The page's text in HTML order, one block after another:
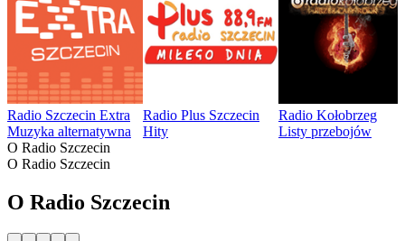
Radio Szczecin Extra
Muzyka alternatywna
Radio Plus Szczecin
Hity
Radio Kołobrzeg
Listy przebojów
O Radio Szczecin
O Radio Szczecin
O Radio Szczecin